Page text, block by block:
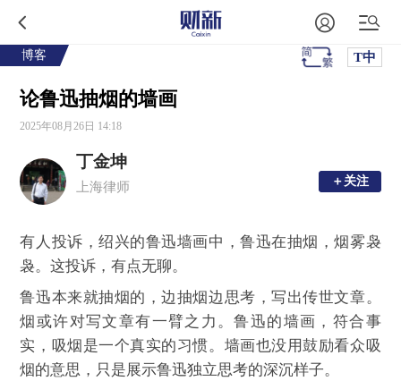
博客 T中
论鲁迅抽烟的墙画
2025年08月26日 14:18
丁金坤
上海律师 ＋关注
＋关注
有人投诉，绍兴的鲁迅墙画中，鲁迅在抽烟，烟雾袅
袅。这投诉，有点无聊。
鲁迅本来就抽烟的，边抽烟边思考，写出传世文章。
烟或许对写文章有一臂之力。鲁迅的墙画，符合事
实，吸烟是一个真实的习惯。墙画也没用鼓励看众吸
烟的意思，只是展示鲁迅独立思考的深沉样子。